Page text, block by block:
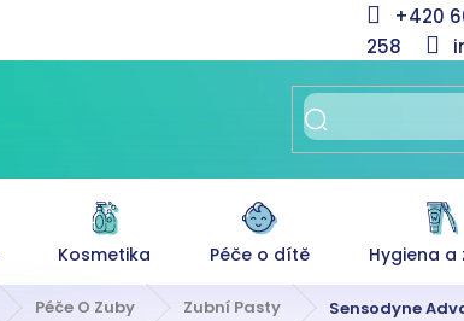
+420
258
Kosmetika Péče o dítě Hygiena a
Péče O Zuby Zubní Pasty Sensodyne